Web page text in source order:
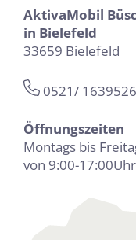
AktivaMobil
in Bielefeld
33659 Bielefeld
0521/
Öffnungszeiten
Montags bis
von 9:00-17:00Uhr